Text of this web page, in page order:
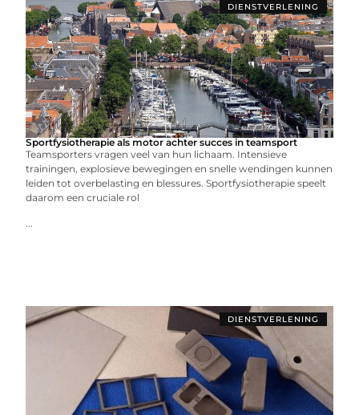
DIENSTVERLENING
Sportfysiotherapie als motor achter succes in teamsport
Teamsporters vragen veel van hun lichaam. Intensieve
trainingen, explosieve bewegingen en snelle wendingen kunnen
leiden tot overbelasting en blessures. Sportfysiotherapie speelt
daarom een cruciale rol
...
DIENSTVERLENING